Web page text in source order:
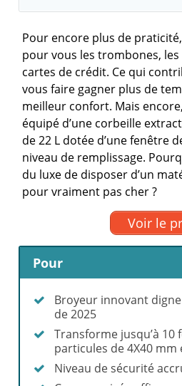
Pour encore plus de
pour vous les trombones,
cartes de crédit. Ce qui
vous faire gagner plus de
meilleur confort. Mais
équipé d’une corbeille
de 22 L dotée d’une fenêtre
niveau de remplissage.
du luxe de disposer d’un
pour vraiment pas cher ?
Voir le
Pour
Broyeur innovant
de 2025
Transforme jusqu’à 10
particules de 4X40 mm
Niveau de sécurité